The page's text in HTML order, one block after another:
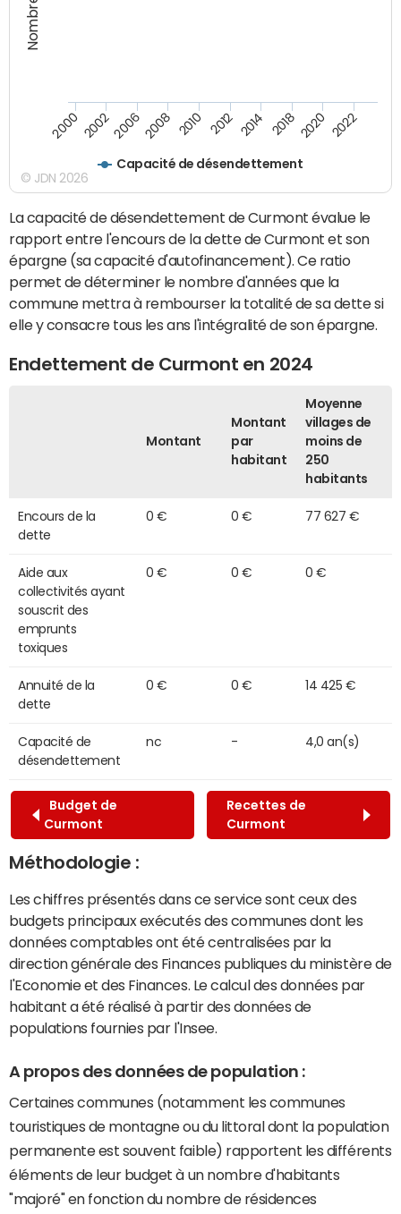
Capacité de désendettement
2000 200220062008 2010 2012 2014 2018 2020 2022
© JDN 2026
La capacité de désendettement de Curmont évalue le
rapport entre l'encours de la dette de Curmont et son
épargne (sa capacité d'autofinancement). Ce ratio
permet de déterminer le nombre d'années que la
commune mettra à rembourser la totalité de sa dette si
elle y consacre tous les ans l'intégralité de son épargne.
Endettement de Curmont en 2024
Montant
Montant
par
habitant
Moyenne
villages de
moins de
250
habitants
Encours de la
dette
0 € 0 € 77 627 €
Aide aux
collectivités ayant
souscrit des
emprunts
toxiques
0 € 0 € 0 €
Annuité de la
dette
0 € 0 € 14 425 €
Capacité de
désendettement
nc - 4,0 an(s)
Budget de
Curmont
Recettes de
Curmont
Méthodologie :
Les chiffres présentés dans ce service sont ceux des
budgets principaux exécutés des communes dont les
données comptables ont été centralisées par la
direction générale des Finances publiques du ministère de
l'Economie et des Finances. Le calcul des données par
habitant a été réalisé à partir des données de
populations fournies par l'Insee.
A propos des données de population :
Certaines communes (notamment les communes
touristiques de montagne ou du littoral dont la population
permanente est souvent faible) rapportent les différents
éléments de leur budget à un nombre d'habitants
"majoré" en fonction du nombre de résidences